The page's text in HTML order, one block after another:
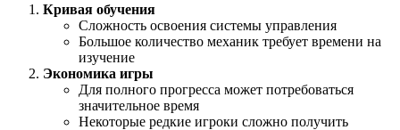
Кривая обучения
Сложность освоения системы управления
Большое количество механик требует времени на
изучение
Экономика игры
Для полного прогресса может потребоваться
значительное время
Некоторые редкие игроки сложно получить